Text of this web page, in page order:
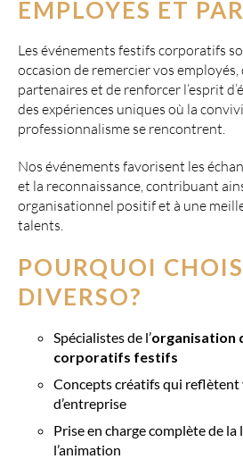
EMPLOYÉS ET
Les événements festifs corporatifs
occasion de remercier vos
partenaires et de renforcer l’esprit
des expériences uniques où la
professionnalisme se rencontrent.
Nos événements favorisent les
et la reconnaissance, contribuant
organisationnel positif et à une
talents.
POURQUOI
DIVERSO?
Spécialistes de l’organisation
corporatifs festifs
Concepts créatifs qui
d’entreprise
Prise en charge complète de
l’animation